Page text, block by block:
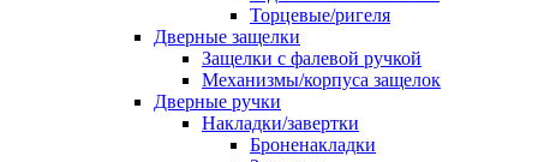
Торцевые/ригеля
Дверные защелки
Защелки с фалевой ручкой
Механизмы/корпуса защелок
Дверные ручки
Накладки/завертки
Броненакладки